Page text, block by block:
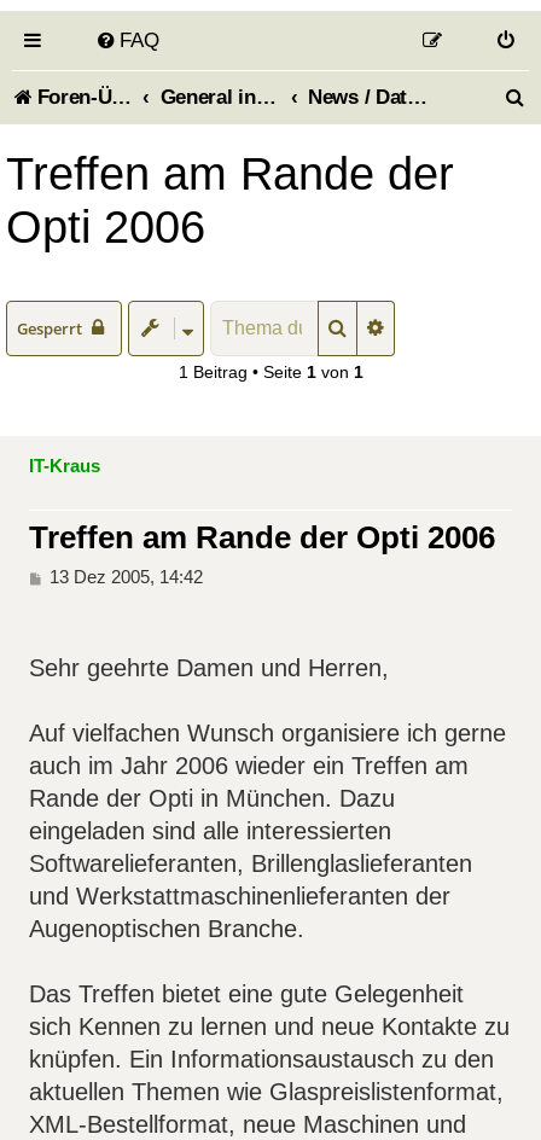
FAQ
Foren-Übersicht General information about the forum - Allgemeines zum Forum News / Dates (Aktuelles / Termine)
Treffen am Rande der
Opti 2006
Gesperrt Suche
1 Beitrag • Seite 1von 1
IT-Kraus
Treffen am Rande der Opti 2006
B
r
13 Dez 2005, 14:42
Sehr geehrte Damen und Herren,
Auf vielfachen Wunsch organisiere ich gerne
auch im Jahr 2006 wieder ein Treffen am
Rande der Opti in München. Dazu
eingeladen sind alle interessierten
Softwarelieferanten, Brillenglaslieferanten
und Werkstattmaschinenlieferanten der
Augenoptischen Branche.
Das Treffen bietet eine gute Gelegenheit
sich Kennen zu lernen und neue Kontakte zu
knüpfen. Ein Informationsaustausch zu den
aktuellen Themen wie Glaspreislistenformat,
XML-Bestellformat, neue Maschinen und